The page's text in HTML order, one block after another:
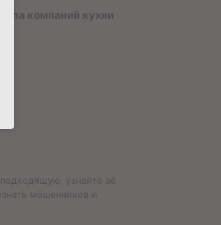
компаний кухни
узнайте её
мошенников и